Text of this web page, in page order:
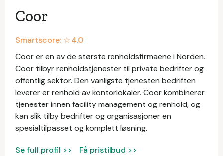
Coor
Smartscore: ☆4.0
Coor er en av de største renholdsfirmaene i Norden.
Coor tilbyr renholdstjenester til private bedrifter og
offentlig sektor. Den vanligste tjenesten bedriften
leverer er renhold av kontorlokaler. Coor kombinerer
tjenester innen facility management og renhold, og
kan slik tilby bedrifter og organisasjoner en
spesialtilpasset og komplett løsning.
Se full profil >> Få pristilbud >>